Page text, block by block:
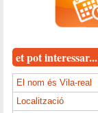
et pot interessar...
El nom és Vila-real
Localització